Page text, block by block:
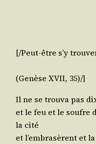
[/Peut-être s’y
(Genèse XVII, 35)/]
Il ne se trou­va pas
et le feu et le soufre
la cité
et l’embrasèrent et